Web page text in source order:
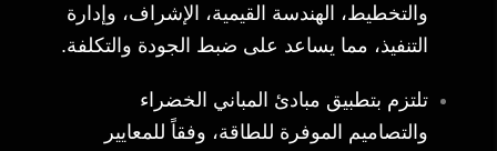
والتخطيط، الهندسة القيمية، الإشراف، وإدارة
التنفيذ، مما يساعد على ضبط الجودة والتكلفة.
تلتزم بتطبيق مبادئ المباني الخضراء
والتصاميم الموفرة للطاقة، وفقاً للمعايير